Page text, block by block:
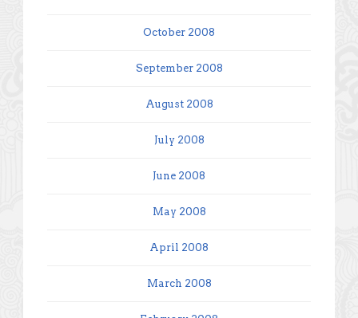
October 2008
September 2008
August 2008
July 2008
June 2008
May 2008
April 2008
March 2008